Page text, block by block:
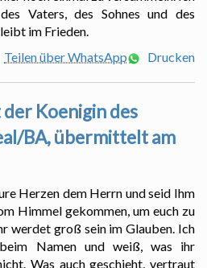
Vaters, des Sohnes und des
im Frieden.
Teilen über WhatsApp
Drucken
Koenigin des
BA, übermittelt am
Herzen dem Herrn und seid Ihm
Himmel gekommen, um euch zu
werdet groß sein im Glauben. Ich
Namen und weiß, was ihr
Was auch geschieht, vertraut